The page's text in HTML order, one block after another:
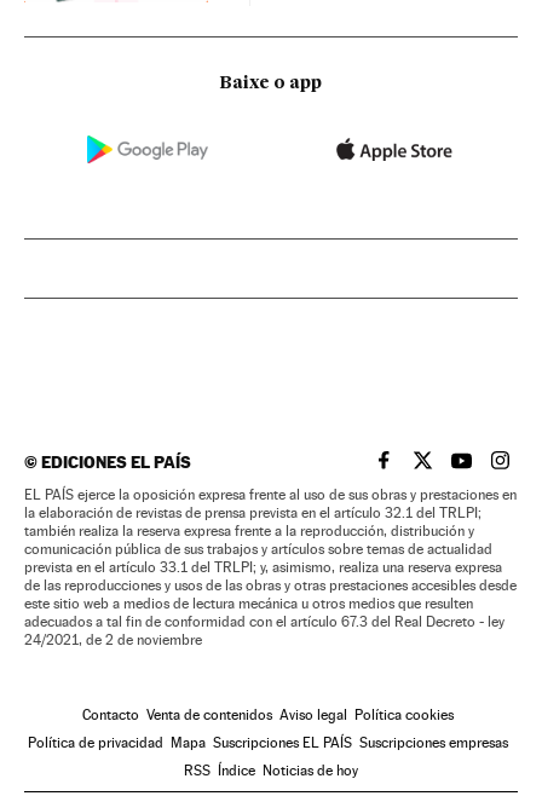
Baixe o app
©EDICIONES EL PAÍS EL PAÍS BRASIL EN
EL PAÍSEL PAÍS
EL
EL PAÍS ejerce la oposición expresa frente al uso de sus obras y prestaciones en
la elaboración de revistas de prensa prevista en el artículo 32.1 del TRLPI;
también realiza la reserva expresa frente a la reproducción, distribución y
comunicación pública de sus trabajos y artículos sobre temas de actualidad
prevista en el artículo 33.1 del TRLPI; y, asimismo, realiza una reserva expresa
de las reproducciones y usos de las obras y otras prestaciones accesibles desde
este sitio web a medios de lectura mecánica u otros medios que resulten
adecuados a tal fin de conformidad con el artículo 67.3 del Real Decreto - ley
24/2021, de 2 de noviembre
Contacto Venta de contenidos Aviso legal
Política cookies
Política de privacidad
Mapa Suscripciones EL PAÍS Suscripciones empresas
RSS
Índice Noticias de hoy